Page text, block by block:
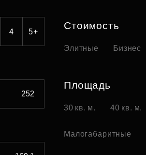
4 5+
Стоимость
Элитные Бизнес
Площадь
30 кв. м. 40 кв. м.
Малогабаритные